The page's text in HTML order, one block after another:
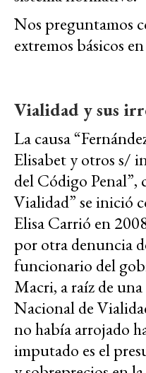
Nos preguntamos
extremos básicos
Vialidad y sus
La causa
Elisabet y otros s/
del Código Penal”,
Vialidad” se inició
Elisa Carrió en
por otra denuncia
funcionario del
Macri, a raíz de
Nacional de
no había arrojado
imputado es el